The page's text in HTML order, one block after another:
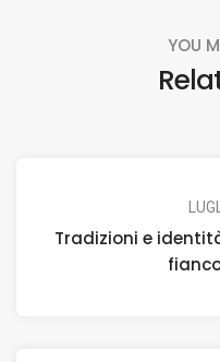
YOU
Tradizioni e